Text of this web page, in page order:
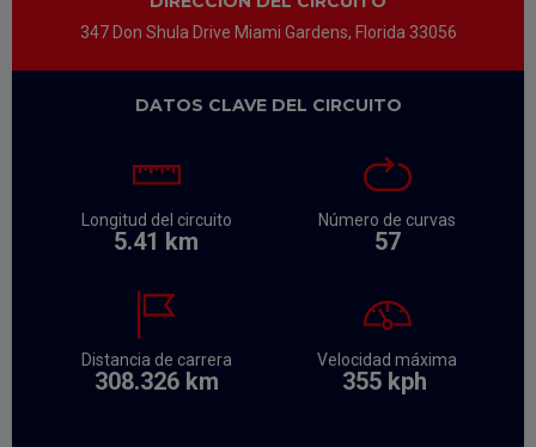
347 Don Shula Drive Miami Gardens, Florida 33056
DATOS CLAVE DEL CIRCUITO
Longitud del circuito
5.41 km
Número de curvas
57
Distancia de carrera
308.326 km
Velocidad máxima
355 kph